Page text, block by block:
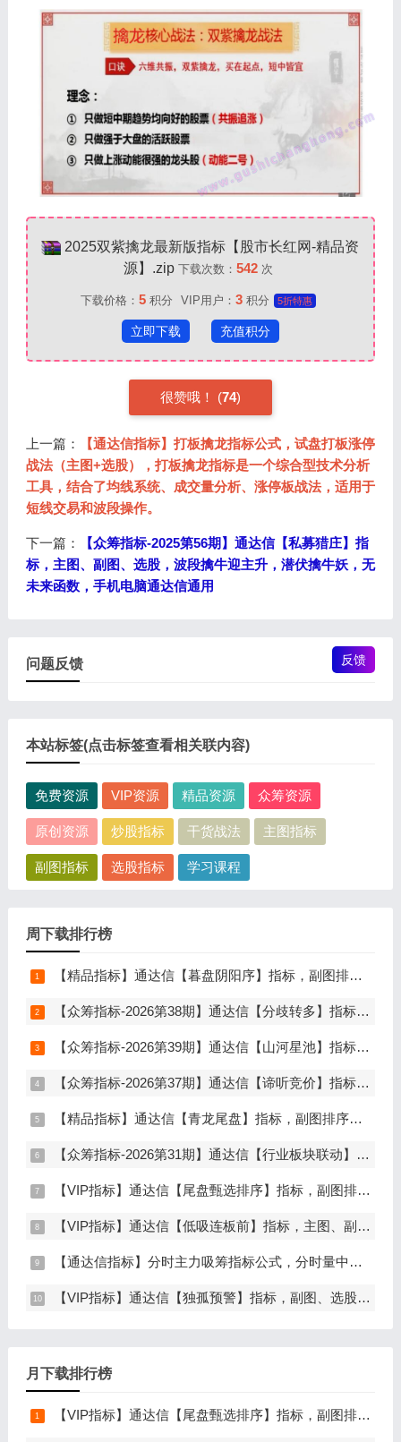
2025双紫擒龙最新版指标【股市长红网-精品资
源】.zip 下载次数： 542次
下载价格： 5积分 VIP用户： 3积分 5折特惠
立即下载 充值积分
很赞哦！ (74)
上一篇：
【通达信指标】打板擒龙指标公式，试盘打板涨停
战法（主图+选股），打板擒龙指标是一个综合型技术分析
工具，结合了均线系统、成交量分析、涨停板战法，适用于
短线交易和波段操作。
下一篇：
【众筹指标-2025第56期】通达信【私募猎庄】指
标，主图、副图、选股，波段擒牛迎主升，潜伏擒牛妖，无
未来函数，手机电脑通达信通用
问题反馈 反馈
本站标签(点击标签查看相关联内容)
免费资源 VIP资源 精品资源 众筹资源
原创资源 炒股指标 干货战法 主图指标
副图指标 选股指标 学习课程
周下载排行榜
【精品指标】通达信【暮盘阴阳序】指标，副图排序，尾盘选股，电脑版量化辅助工具，尾盘排序，信号全天不变，仅限电脑通达信使用
【众筹指标-2026第38期】通达信【分歧转多】指标，主图、副图、选股，首板分歧低吸二波行情，信号少，胜率高，手机电脑通达信通用
【众筹指标-2026第39期】通达信【山河星池】指标，主图、副图、选股，中短线趋势拐点与量能异动突破，信号少而精，手机电脑通达信通用
【众筹指标-2026第37期】通达信【谛听竞价】指标，副图排序、选股，原价5980元的早盘竞价指标，可回测历史数据，信号全天不变，开放源码可永久使用，手机电脑通达信通用
【精品指标】通达信【青龙尾盘】指标，副图排序，分时主图，排序潜伏，次日套利，信号可回看，超短策略，仅限电脑通达信使用
【众筹指标-2026第31期】通达信【行业板块联动】指标，主图、选股，精准捕捉板块行情，分清龙头补涨规避回落，无未来函数，仅支持电脑通达信
【VIP指标】通达信【尾盘甄选排序】指标，副图排序，短线打造的尾盘战法，今买明卖超短战法，信号可回测，仅限电脑通达信使用
【VIP指标】通达信【低吸连板前】指标，主图、副图、选股，埋伏连板前的节点，信号不漂移，手机电脑通达信通用
【通达信指标】分时主力吸筹指标公式，分时量中显主力（分时副图）
【VIP指标】通达信【独孤预警】指标，副图、选股，码力金矿独创趋势企稳预警，无未来函数，手机电脑通达信通用
月下载排行榜
【VIP指标】通达信【尾盘甄选排序】指标，副图排序，短线打造的尾盘战法，今买明卖超短战法，信号可回测，仅限电脑通达信使用